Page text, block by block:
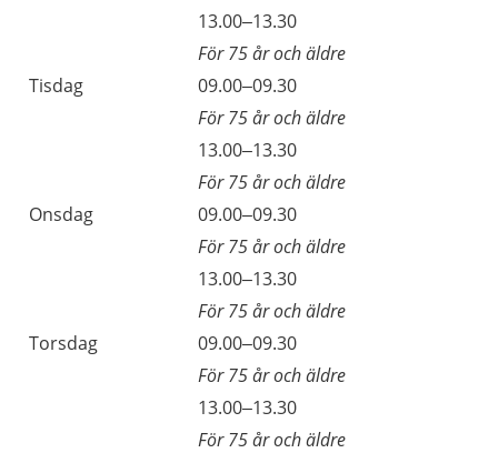
13.00–13.30
För 75 år och äldre
Tisdag
09.00–09.30
För 75 år och äldre
13.00–13.30
För 75 år och äldre
Onsdag
09.00–09.30
För 75 år och äldre
13.00–13.30
För 75 år och äldre
Torsdag
09.00–09.30
För 75 år och äldre
13.00–13.30
För 75 år och äldre